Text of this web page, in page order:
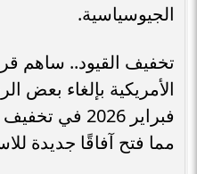
الجيوسياسية.
تخفيف القيود.. ساهم
الأمريكية بإلغاء بعض
فبراير 2026
مما فتح آفاقًا جديدة